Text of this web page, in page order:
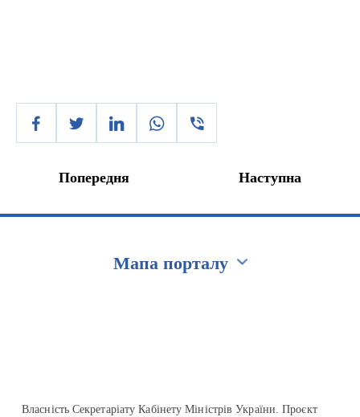
Попередня Наступна
Мапа порталу
Власність Секретаріату Кабінету Міністрів України. Проєкт